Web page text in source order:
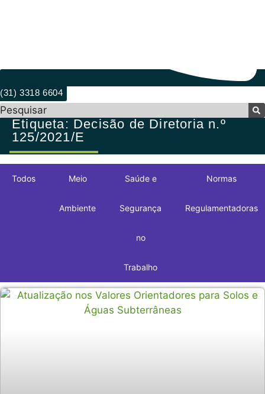
(31) 3318 6604
Pesquisar
Etiqueta: Decisão de Diretoria n.º
125/2021/E
Todos Meio
Ambiente
Saúde e
Segurança
no
Trabalho
Normas
Regulamentadoras